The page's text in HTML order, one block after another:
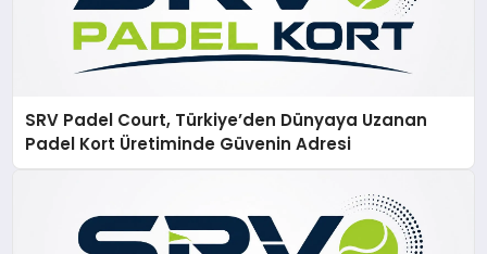
SRV Padel Court, Türkiye’den Dünyaya Uzanan
Padel Kort Üretiminde Güvenin Adresi